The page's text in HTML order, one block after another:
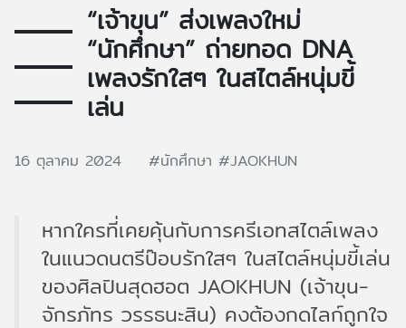
“เจ้าขุน” ส่งเพลงใหม่
“นักศึกษา” ถ่ายทอด DNA
เพลงรักใสๆ ในสไตล์หนุ่มขี้
เล่น
16 ตุลาคม 2024 #นักศึกษา #JAOKHUN
หากใครที่เคยคุ้นกับการครีเอทสไตล์เพลง
ในแนวดนตรีป๊อบรักใสๆ ในสไตล์หนุ่มขี้เล่น
ของศิลปินสุดฮอต JAOKHUN (เจ้าขุน-
จักรภัทร วรรธนะสิน) คงต้องกดไลก์ถูกใจ